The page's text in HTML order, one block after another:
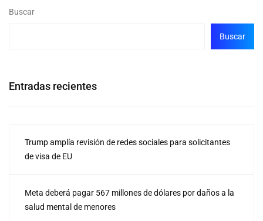
Buscar
Buscar
Entradas recientes
Trump amplía revisión de redes sociales para solicitantes
de visa de EU
Meta deberá pagar 567 millones de dólares por daños a la
salud mental de menores